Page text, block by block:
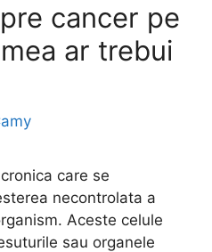
cancer pe
ar trebui
care se
necontrolata a
Aceste celule
sau organele